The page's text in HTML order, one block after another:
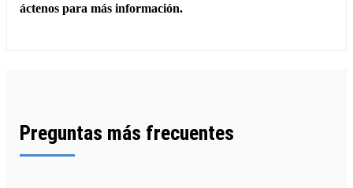
áctenos para más información.
Preguntas más frecuentes